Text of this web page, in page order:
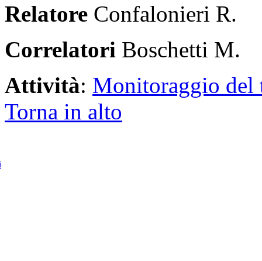
Relatore Confalonieri R.
Correlatori Boschetti M.
Attività: Monitoraggio del
Torna in alto